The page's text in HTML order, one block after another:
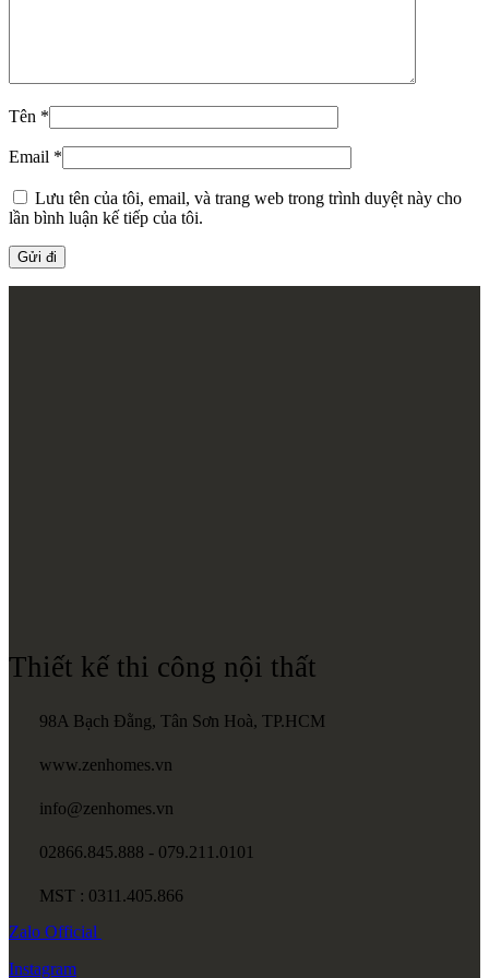
Tên *
Email *
Lưu tên của tôi, email, và trang web trong trình duyệt này cho
lần bình luận kế tiếp của tôi.
Thiết kế thi công nội thất
98A Bạch Đằng, Tân Sơn Hoà, TP.HCM
www.zenhomes.vn
info@zenhomes.vn
02866.845.888 - 079.211.0101
MST : 0311.405.866
Zalo Official
Instagram